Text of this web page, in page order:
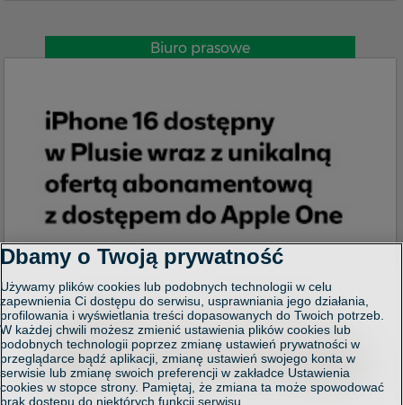
Biuro prasowe
Dbamy o Twoją prywatność
Używamy plików cookies lub podobnych technologii w celu
zapewnienia Ci dostępu do serwisu, usprawniania jego działania,
profilowania i wyświetlania treści dopasowanych do Twoich potrzeb.
W każdej chwili możesz zmienić ustawienia plików cookies lub
podobnych technologii poprzez zmianę ustawień prywatności w
przeglądarce bądź aplikacji, zmianę ustawień swojego konta w
serwisie lub zmianę swoich preferencji w zakładce Ustawienia
cookies w stopce strony. Pamiętaj, że zmiana ta może spowodować
brak dostępu do niektórych funkcji serwisu.